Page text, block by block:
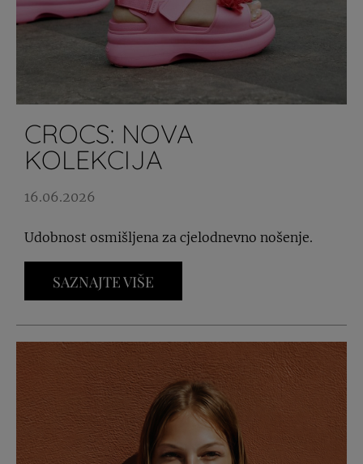
CROCS: NOVA
KOLEKCIJA
16.06.2026
Udobnost osmišljena za cjelodnevno nošenje.
SAZNAJTE VIŠE